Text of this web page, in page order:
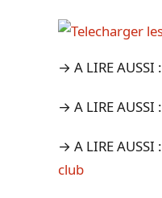
→ A LIRE AUSSI :
→ A LIRE AUSSI :
→ A LIRE AUSSI :
club